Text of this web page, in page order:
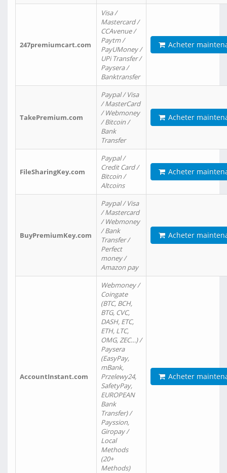
247premiumcart.com
Visa /
Mastercard /
CCAvenue /
Paytm /
PayUMoney /
UPi Transfer /
Paysera /
Banktransfer
Acheter
TakePremium.com
Paypal / Visa
/ MasterCard
/ Webmoney
/ Bitcoin /
Bank
Transfer
Acheter
FileSharingKey.com
Paypal /
Credit Card /
Bitcoin /
Altcoins
Acheter
BuyPremiumKey.com
Paypal / Visa
/ Mastercard
/ Webmoney
/ Bank
Transfer /
Perfect
money /
Amazon pay
Acheter
AccountInstant.com
Webmoney /
Coingate
(BTC, BCH,
BTG, CVC,
DASH, ETC,
ETH, LTC,
OMG, ZEC…) /
Paysera
(EasyPay,
mBank,
Przelewy24,
SafetyPay,
EUROPEAN
Bank
Transfer) /
Payssion,
Giropay /
Local
Methods
(20+
Methods)
Acheter